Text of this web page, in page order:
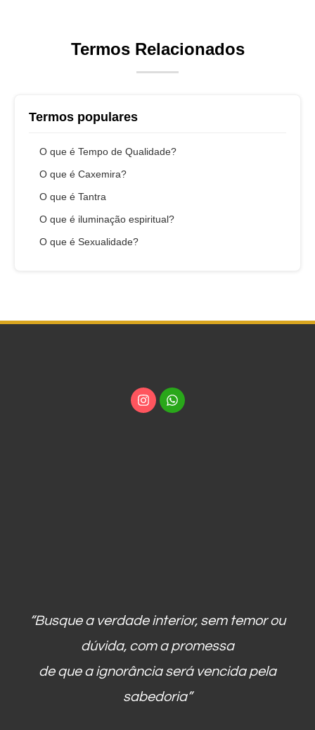
Termos Relacionados
Termos populares
O que é Tempo de Qualidade?
O que é Caxemira?
O que é Tantra
O que é iluminação espiritual?
O que é Sexualidade?
“Busque a verdade interior, sem temor ou
dúvida, com a promessa
de que a ignorância será vencida pela
sabedoria”